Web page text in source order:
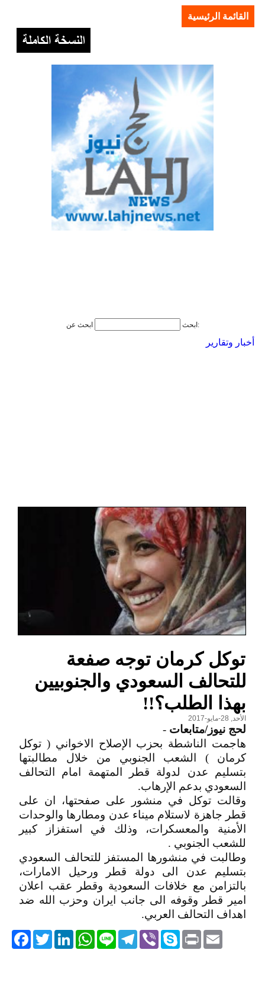
القائمة الرئيسية
ابحث ابحث عن:
أخبار وتقارير
توكل كرمان توجه صفعة
للتحالف السعودي والجنوبيين
بهذا الطلب؟!!
الأحد, 28-مايو-2017
لحج نيوز/متابعات -
هاجمت الناشطة بحزب الإصلاح الاخواني ( توكل
كرمان ) الشعب الجنوبي من خلال مطالبتها
بتسليم عدن لدولة قطر المتهمة امام التحالف
السعودي بدعم الإرهاب.
وقالت توكل في منشور على صفحتها، ان على
قطر جاهزة لاستلام ميناء عدن ومطارها والوحدات
الأمنية والمعسكرات، وذلك في استفزاز كبير
للشعب الجنوبي .
وطالبت في منشورها المستفز للتحالف السعودي
بتسليم عدن الى دولة قطر ورحيل الامارات،
بالتزامن مع خلافات السعودية وقطر عقب اعلان
امير قطر وقوفه الى جانب ايران وحزب الله ضد
اهداف التحالف العربي.
TwitterLinkedIn
WhatsApp Line
Telegram ViberSkype PrintEmail